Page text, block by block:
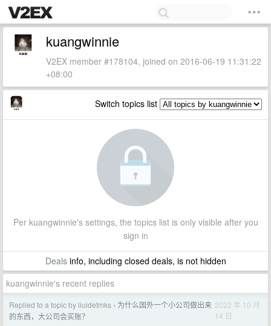
kuangwinnie
V2EX member #178104, joined on 2016-06-19 11:31:22
+08:00
Switch topics list
Per kuangwinnie's settings, the topics list is only visible after you
sign in
Dealsinfo, including closed deals, is not hidden
kuangwinnie's recent replies
Replied to a topic by liuidetmks › 为什么国外一个小公司做出来
的东西，大公司会买账？
2022 年 10 月
14 日